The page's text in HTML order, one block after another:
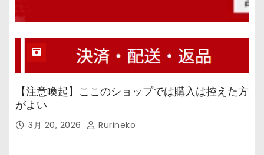
【注意喚起】ここのショップでは購入は控えた方
がよい
3月 20, 2026 Rurineko